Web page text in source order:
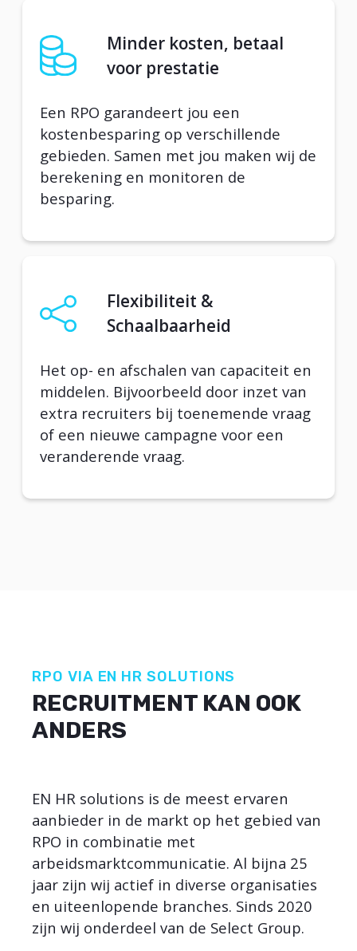
Minder kosten, betaal
voor prestatie
Een RPO garandeert jou een
kostenbesparing op verschillende
gebieden. Samen met jou maken wij de
berekening en monitoren de
besparing.
Flexibiliteit &
Schaalbaarheid
Het op- en afschalen van capaciteit en
middelen. Bijvoorbeeld door inzet van
extra recruiters bij toenemende vraag
of een nieuwe campagne voor een
veranderende vraag.
RPO VIA EN HR SOLUTIONS
RECRUITMENT KAN OOK
ANDERS
EN HR solutions is de meest ervaren
aanbieder in de markt op het gebied van
RPO in combinatie met
arbeidsmarktcommunicatie. Al bijna 25
jaar zijn wij actief in diverse organisaties
en uiteenlopende branches. Sinds 2020
zijn wij onderdeel van de Select Group.